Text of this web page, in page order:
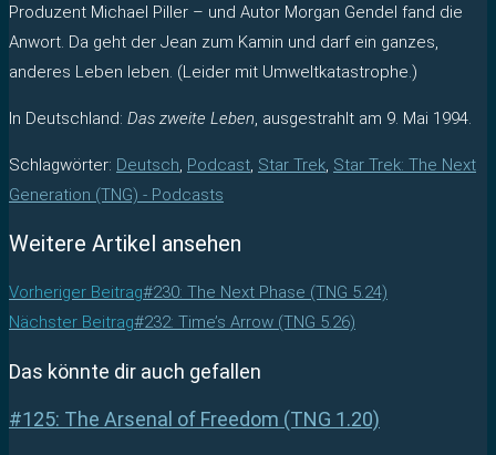
Produzent Michael Piller – und Autor Morgan Gendel fand die
Anwort. Da geht der Jean zum Kamin und darf ein ganzes,
anderes Leben leben. (Leider mit Umweltkatastrophe.)
In Deutschland: Das zweite Leben, ausgestrahlt am 9. Mai 1994.
Schlagwörter: Deutsch, Podcast, Star Trek, Star Trek: The Next
Generation (TNG) - Podcasts
Weitere Artikel ansehen
Vorheriger Beitrag#230: The Next Phase (TNG 5.24)
Nächster Beitrag#232: Time’s Arrow (TNG 5.26)
Das könnte dir auch gefallen
#125: The Arsenal of Freedom (TNG 1.20)